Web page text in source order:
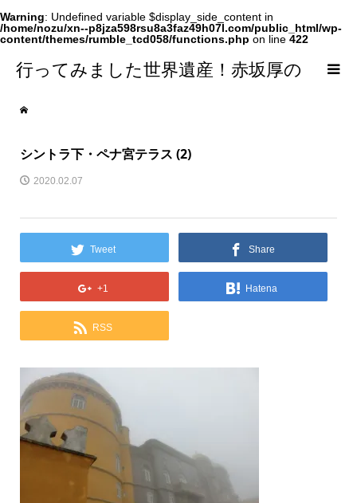
Warning: Undefined variable $display_side_content in
/home/nozu/xn--p8jza598rsu8a3faz49h07l.com/public_html/wp-
content/themes/rumble_tcd058/functions.php on line 422
行ってみました世界遺産！赤坂厚の
world Heritage
シントラ下・ペナ宮テラス (2)
2020.02.07
Tweet Share
+1 Hatena
RSS